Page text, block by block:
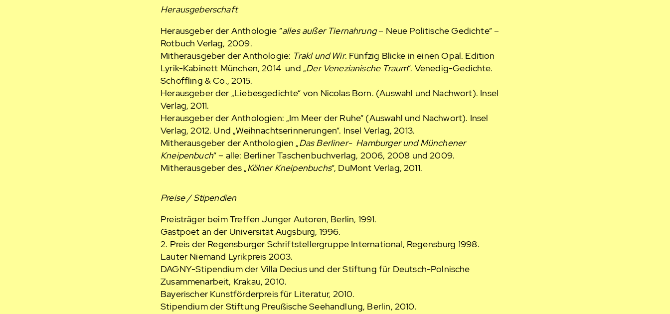
Herausgeberschaft
Herausgeber der Anthologie “alles außer Tiernahrung– Neue Politische Gedichte“ –
Rotbuch Verlag, 2009.
Mitherausgeber der Anthologie: Trakl und Wir. Fünfzig Blicke in einen Opal. Edition
Lyrik-Kabinett München, 2014 und „Der Venezianische Traum“. Venedig-Gedichte.
Schöffling & Co., 2015.
Herausgeber der „Liebesgedichte“ von Nicolas Born. (Auswahl und Nachwort). Insel
Verlag, 2011.
Herausgeber der Anthologien: „Im Meer der Ruhe“ (Auswahl und Nachwort). Insel
Verlag, 2012. Und „Weihnachtserinnerungen“. Insel Verlag, 2013.
Mitherausgeber der Anthologien „Das Berliner- Hamburger und Münchener
Kneipenbuch“ – alle: Berliner Taschenbuchverlag, 2006, 2008 und 2009.
Mitherausgeber des „Kölner Kneipenbuchs“, DuMont Verlag, 2011.
Preise / Stipendien
Preisträger beim Treffen Junger Autoren, Berlin, 1991.
Gastpoet an der Universität Augsburg, 1996.
2. Preis der Regensburger Schriftstellergruppe International, Regensburg 1998.
Lauter Niemand Lyrikpreis 2003.
DAGNY-Stipendium der Villa Decius und der Stiftung für Deutsch-Polnische
Zusammenarbeit, Krakau, 2010.
Bayerischer Kunstförderpreis für Literatur, 2010.
Stipendium der Stiftung Preußische Seehandlung, Berlin, 2010.